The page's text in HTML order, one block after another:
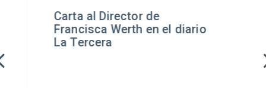
Carta al Director de
Francisca Werth en el diario
La Tercera